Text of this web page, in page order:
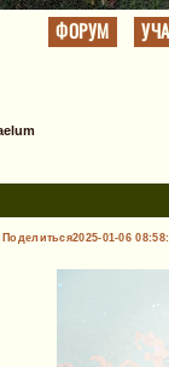
ФОРУМ
Поделиться2025-01-06